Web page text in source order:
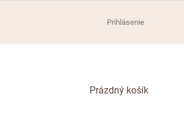
Prihlásenie
NÁKUPNÝ